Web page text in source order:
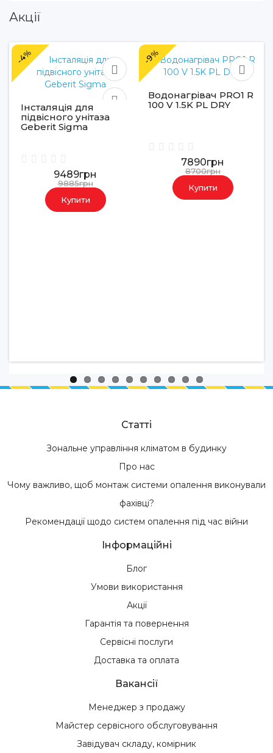
Акції
-4%
Інсталяція для
підвісного унітаза
Geberit Sigma
9489грн
9885грн
Купити
-9%
Водонагрівач PRO1 R
100 V 1.5K PL DRY
7890грн
8700грн
Купити
Статті
Зональне управління кліматом в будинку
Про нас
Чому важливо, щоб монтаж системи опалення виконували
фахівці?
Рекомендації щодо систем опалення під час війни
Інформаційні
Блог
Умови використання
Акції
Гарантія та повернення
Сервісні послуги
Доставка та оплата
Вакансії
Менеджер з продажу
Майстер сервісного обслуговування
Завідувач складу, комірник